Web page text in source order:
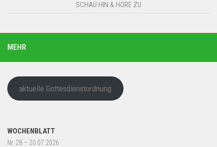
SCHAU HIN & HÖRE ZU
MEHR
aktuelle Gottesdienstordnung
WOCHENBLATT
Nr. 28 – 20.07.2026